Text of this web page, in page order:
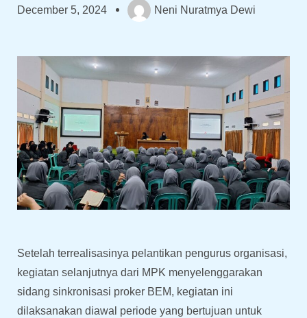
December 5, 2024 Neni Nuratmya Dewi
Setelah terrealisasinya pelantikan pengurus organisasi,
kegiatan selanjutnya dari MPK menyelenggarakan
sidang sinkronisasi proker BEM, kegiatan ini
dilaksanakan diawal periode yang bertujuan untuk